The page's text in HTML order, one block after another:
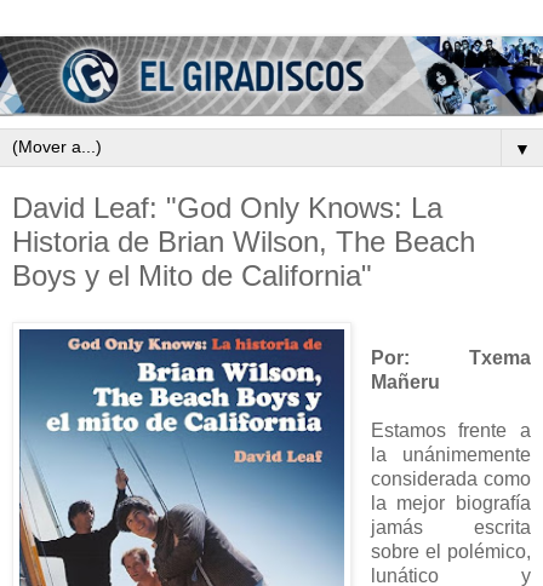
▼
David Leaf: "God Only Knows: La
Historia de Brian Wilson, The Beach
Boys y el Mito de California"
Por: Txema
Mañeru
Estamos frente a
la unánimemente
considerada como
la mejor biografía
jamás escrita
sobre el polémico,
lunático y